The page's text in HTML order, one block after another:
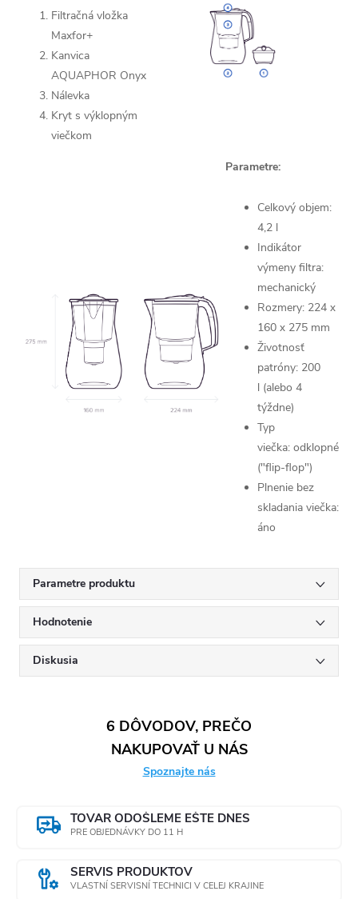
Filtračná vložka
Maxfor+
Kanvica
AQUAPHOR Onyx
Nálevka
Kryt s výklopným
viečkom
Parametre:
Celkový objem:
4,2 l
Indikátor
výmeny filtra:
mechanický
Rozmery: 224 х
160 х 275 mm
Životnosť
patróny: 200
l (alebo 4
týždne)
Typ
viečka: odklopné
("flip-flop")
Plnenie bez
skladania viečka:
áno
Parametre produktu
Hodnotenie
Diskusia
6 DÔVODOV, PREČO
NAKUPOVAŤ U NÁS
Spoznajte nás
TOVAR ODOŠLEME EŠTE DNES
PRE OBJEDNÁVKY DO 11 H
SERVIS PRODUKTOV
VLASTNÍ SERVISNÍ TECHNICI V CELEJ KRAJINE